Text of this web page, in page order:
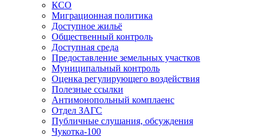
КСО
Миграционная политика
Доступное жильё
Общественный контроль
Доступная среда
Предоставление земельных участков
Муниципальный контроль
Оценка регулирующего воздействия
Полезные ссылки
Антимонопольный комплаенс
Отдел ЗАГС
Публичные слушания, обсуждения
Чукотка-100